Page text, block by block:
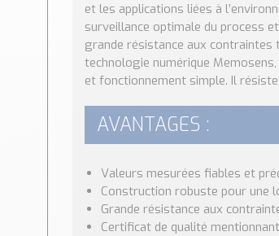
et les applications liées à
surveillance optimale du process
grande résistance aux contraintes
technologie numérique
et fonctionnement simple. Il
AVANTAGES :
Valeurs mesurées fiables et
Construction robuste pour une
Grande résistance aux
Certificat de qualité